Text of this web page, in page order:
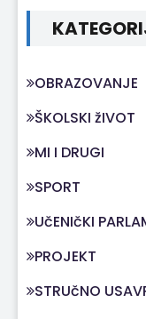
18-02-2026
MATERNJEG
OBRAZOVANJE
ŠKOLSKI žIVOT
MI I DRUGI
SPORT
UčENIčKI
PROJEKT
STRUčNO